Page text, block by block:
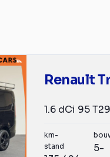
Renault
km-
stand
5-